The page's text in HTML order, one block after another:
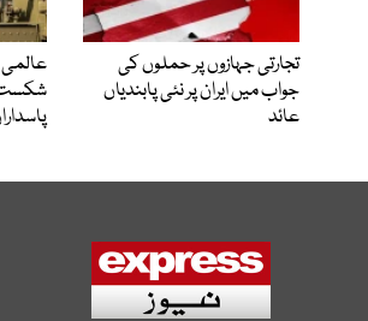
تجارتی جہازوں پر حملوں کی
جواب میں ایران پر نئی پابندیاں
عائد
عالمی
شکست